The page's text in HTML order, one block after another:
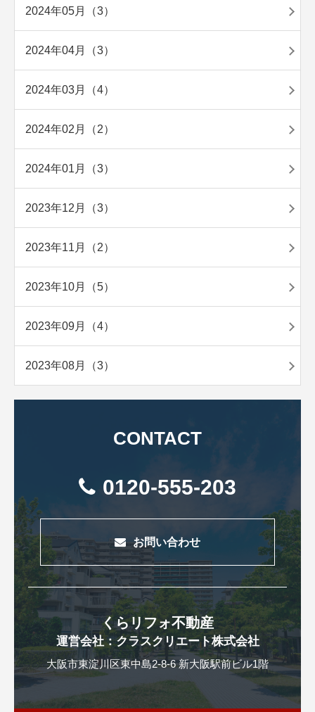
2024年05月（3）
2024年04月（3）
2024年03月（4）
2024年02月（2）
2024年01月（3）
2023年12月（3）
2023年11月（2）
2023年10月（5）
2023年09月（4）
2023年08月（3）
CONTACT
0120-555-203
お問い合わせ
くらリフォ不動産
運営会社：クラスクリエート株式会社
大阪市東淀川区東中島2-8-6 新大阪駅前ビル1階